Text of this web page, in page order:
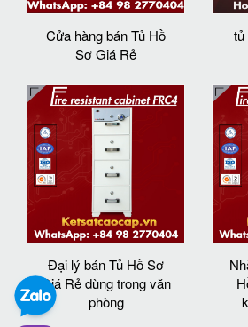
Cửa hàng bán Tủ Hồ
Sơ Giá Rẻ
tủ
Đại lý bán Tủ Hồ Sơ
Giá Rẻ dùng trong văn
phòng